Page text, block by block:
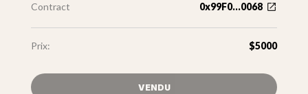
Contract 0x99F0...0068
Prix: $5000
VENDU